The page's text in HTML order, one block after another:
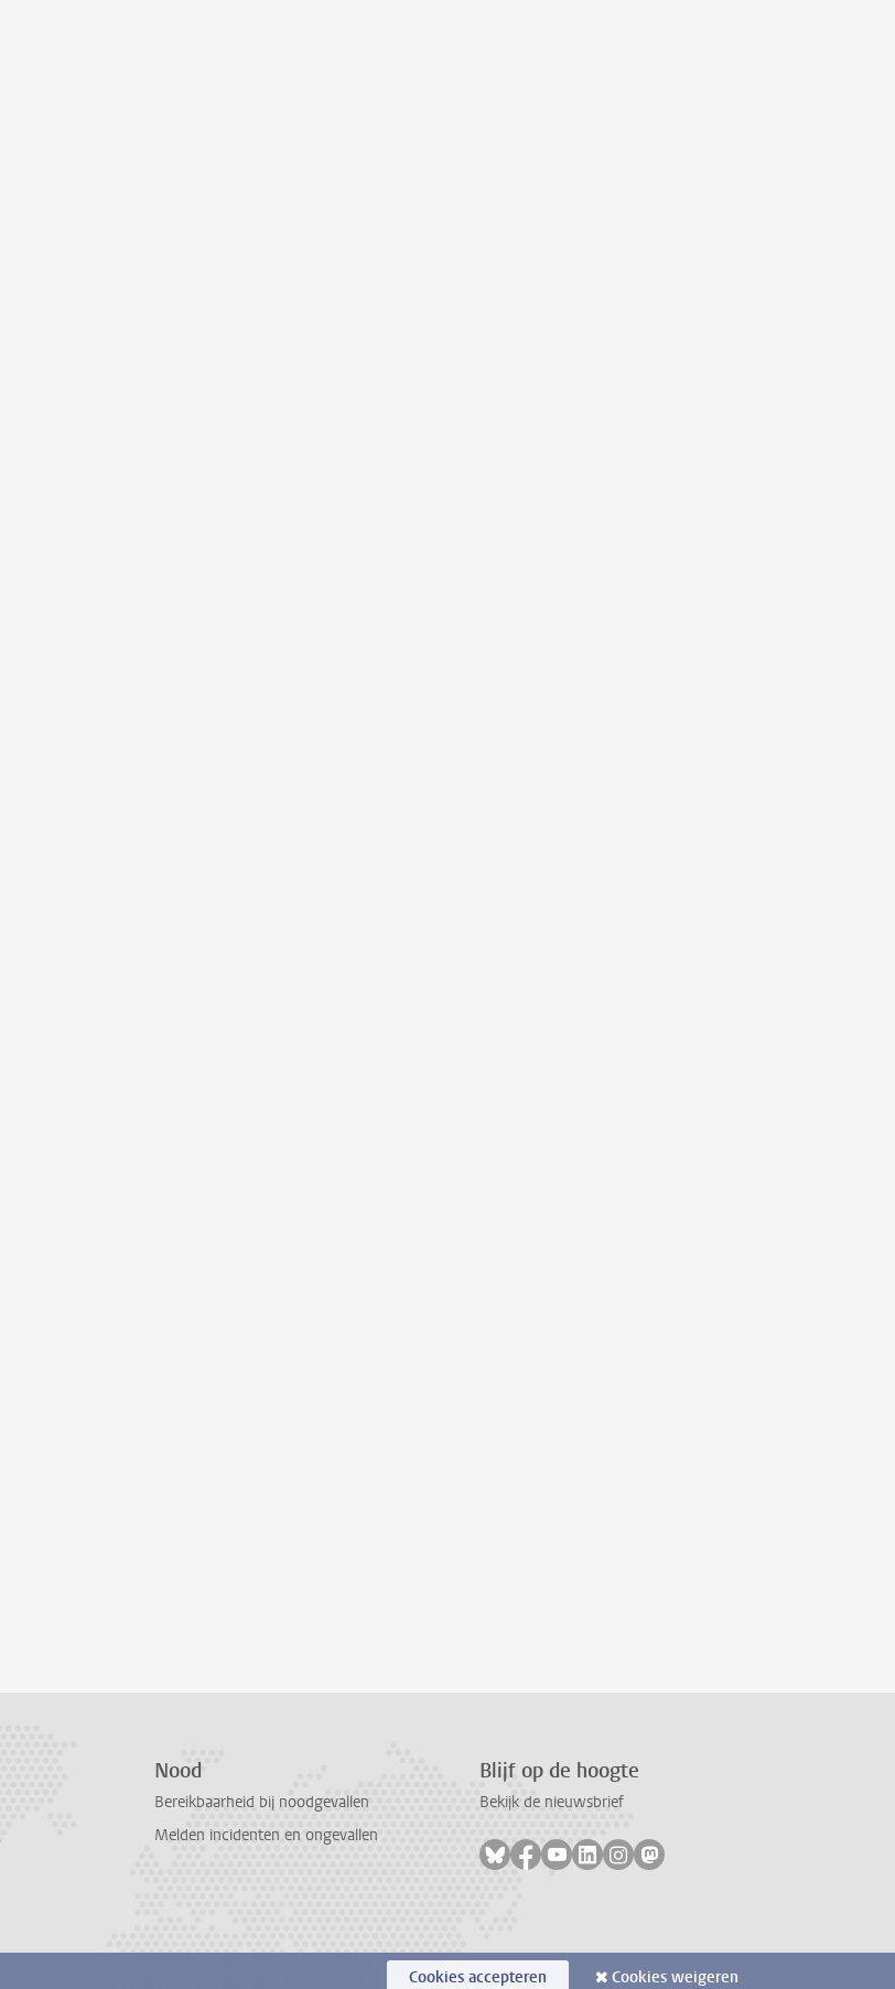
Nood
Bereikbaarheid bij noodgevallen
Melden incidenten en ongevallen
Blijf op de hoogte
Bekijk de nieuwsbrief
Volg ons op bluesky
Volg ons op facebook
Volg ons op youtube
Volg ons op linkedin
Volg ons op instagram
Volg ons op mastodon
Cookies accepteren Cookies weigeren